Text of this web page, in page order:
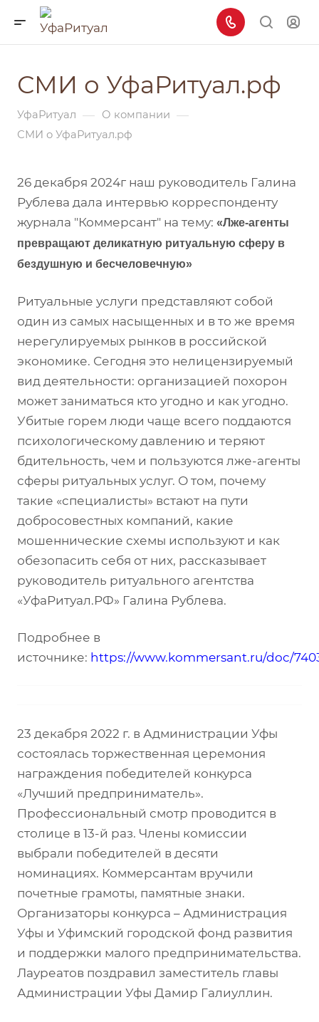
СМИ о УфаРитуал.рф
УфаРитуал — О компании —
СМИ о УфаРитуал.рф
26 декабря 2024г наш руководитель Галина
Рублева дала интервью корреспонденту
журнала "Коммерсант" на тему: «Лже-агенты
превращают деликатную ритуальную сферу в
бездушную и бесчеловечную»
Ритуальные услуги представляют собой
один из самых насыщенных и в то же время
нерегулируемых рынков в российской
экономике. Сегодня это нелицензируемый
вид деятельности: организацией похорон
может заниматься кто угодно и как угодно.
Убитые горем люди чаще всего поддаются
психологическому давлению и теряют
бдительность, чем и пользуются лже-агенты
сферы ритуальных услуг. О том, почему
такие «специалисты» встают на пути
добросовестных компаний, какие
мошеннические схемы используют и как
обезопасить себя от них, рассказывает
руководитель ритуального агентства
«УфаРитуал.РФ» Галина Рублева.
Подробнее в
источнике: https://www.kommersant.ru/doc/
23 декабря 2022 г. в Администрации Уфы
состоялась торжественная церемония
награждения победителей конкурса
«Лучший предприниматель».
Профессиональный смотр проводится в
столице в 13-й раз. Члены комиссии
выбрали победителей в десяти
номинациях. Коммерсантам вручили
почетные грамоты, памятные знаки.
Организаторы конкурса – Администрация
Уфы и Уфимский городской фонд развития
и поддержки малого предпринимательства.
Лауреатов поздравил заместитель главы
Администрации Уфы Дамир Галиуллин.